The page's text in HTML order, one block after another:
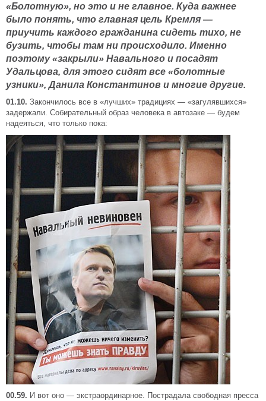
«Болотную», но это и не главное. Куда важнее
было понять, что главная цель Кремля —
приучить каждого гражданина сидеть тихо, не
бузить, чтобы там ни происходило. Именно
поэтому «закрыли» Навального и посадят
Удальцова, для этого сидят все «болотные
узники», Данила Константинов и многие другие.
01.10. Закончилось все в «лучших» традициях — «загулявшихся»
задержали. Собирательный образ человека в автозаке — будем
надеяться, что только пока:
00.59. И вот оно — экстраординарное. Пострадала свободная пресса